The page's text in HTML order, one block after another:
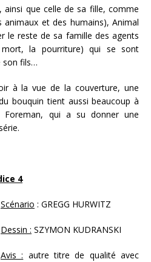
ainsi que celle de sa fille, comme
animaux et des humains), Animal
le reste de sa famille des agents
la pourriture) qui se sont
son fils…
à la vue de la couverture, une
bouquin tient aussi beaucoup à
Foreman, qui a su donner une
4
Scénario : GREGG HURWITZ
Dessin : SZYMON KUDRANSKI
Avis : autre titre de qualité avec